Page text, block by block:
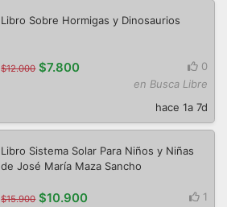
Libro Sobre Hormigas y Dinosaurios
$12.000 $7.800
0
en Busca Libre
hace 1a 7d
Libro Sistema Solar Para Niños y Niñas
de José María Maza Sancho
$15.900 $10.900
1